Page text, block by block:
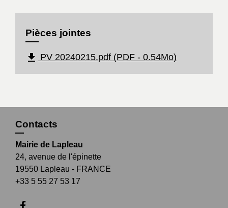
Pièces jointes
file_download PV 20240215.pdf (PDF - 0.54Mo)
Contacts
Mairie de Lapleau
24, avenue de l'épinette
19550 Lapleau - FRANCE
+33 5 55 27 53 17